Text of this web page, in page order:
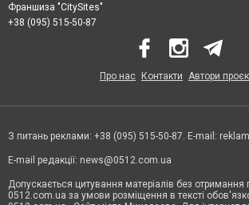
Франшиза "CitySites"
+38 (095) 515-50-87
Про нас Контакти Автори
З питань реклами: +38 (095) 515-50-87. E-mail:
E-mail редакції: news@0512.com.ua
Допускається цитування матеріалів без отримання
0512.com.ua за умови розміщення в тексті